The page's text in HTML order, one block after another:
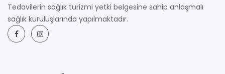
Tedavilerin sağlık turizmi yetki belgesine sahip anlaşmalı
sağlık kuruluşlarında yapılmaktadır.